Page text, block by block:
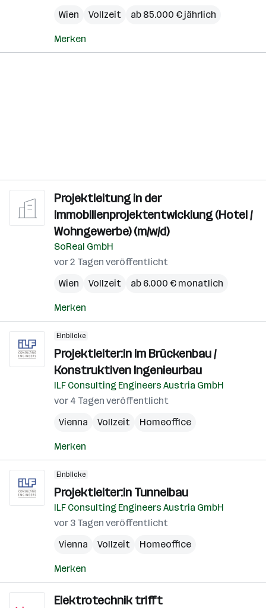
Wien Vollzeit ab 85.000 € jährlich
Merken
Projektleitung in der
Immobilienprojektentwicklung (Hotel /
Wohngewerbe) (m/w/d)
SoReal GmbH
vor 2 Tagen veröffentlicht
Wien
Vollzeit ab 6.000 € monatlich
Merken
Einblicke
Projektleiter:in im Brückenbau /
Konstruktiven Ingenieurbau
ILF Consulting Engineers Austria GmbH
vor 4 Tagen veröffentlicht
Vienna
Vollzeit Homeoffice
Merken
Einblicke
Projektleiter:in Tunnelbau
ILF Consulting Engineers Austria GmbH
vor 3 Tagen veröffentlicht
Vienna
Vollzeit Homeoffice
Merken
Elektrotechnik trifft